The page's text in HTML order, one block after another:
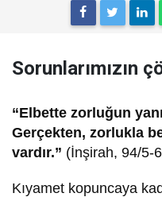
Sorunlarımızın
“Elbette zorluğun
Gerçekten, zorlukla
vardır.” (İnşirah, 94/5-
Kıyamet kopuncaya